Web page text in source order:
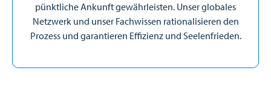
pünktliche Ankunft gewährleisten. Unser globales
Netzwerk und unser Fachwissen rationalisieren den
Prozess und garantieren Effizienz und Seelenfrieden.